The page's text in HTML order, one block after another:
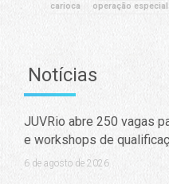
carioca
operação
Notícias
JUVRio abre 250 vagas
e workshops de
6 de agosto de 2026